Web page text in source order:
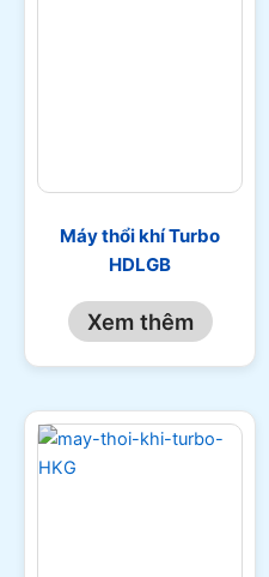
Máy thổi khí Turbo
HDLGB
Xem thêm